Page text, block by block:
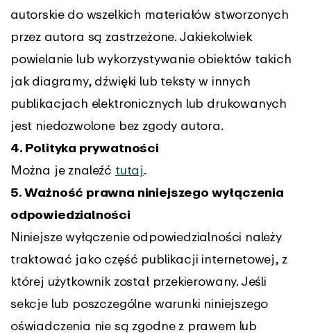
autorskie do wszelkich materiałów stworzonych
przez autora są zastrzeżone. Jakiekolwiek
powielanie lub wykorzystywanie obiektów takich
jak diagramy, dźwięki lub teksty w innych
publikacjach elektronicznych lub drukowanych
jest niedozwolone bez zgody autora.
4. Polityka prywatności
Można je znaleźć tutaj.
5. Ważność prawna niniejszego wyłączenia
odpowiedzialności
Niniejsze wyłączenie odpowiedzialności należy
traktować jako część publikacji internetowej, z
której użytkownik został przekierowany. Jeśli
sekcje lub poszczególne warunki niniejszego
oświadczenia nie są zgodne z prawem lub